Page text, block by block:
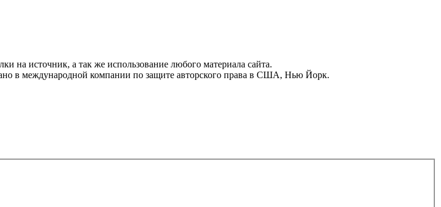
источник, а так же использование любого материала сайта.
в международной компании по защите авторского права в США, Нью Йорк.